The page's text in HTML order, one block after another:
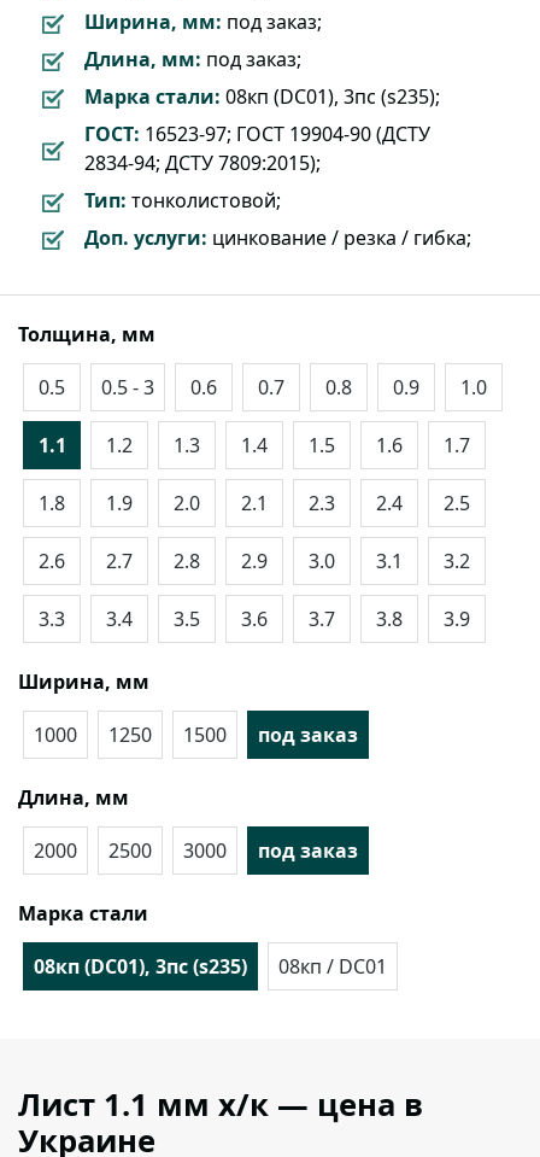
Ширина, мм: под заказ;
Длина, мм: под заказ;
Марка стали: 08кп (DC01), 3пс (s235);
ГОСТ: 16523-97; ГОСТ 19904-90 (ДСТУ
2834-94; ДСТУ 7809:2015);
Тип: тонколистовой;
Доп. услуги: цинкование / резка / гибка;
Толщина, мм
0.5
0.5 - 3 0.6 0.7 0.8 0.9 1.0
1.1 1.2 1.3 1.4 1.5 1.6 1.7
1.8 1.9 2.0 2.1 2.3 2.4 2.5
2.6 2.7 2.8 2.9 3.0 3.1 3.2
3.3 3.4 3.5 3.6 3.7 3.8 3.9
Ширина, мм
1000
1250 1500 под заказ
Длина, мм
2000
2500 3000 под заказ
Марка стали
08кп (DC01), 3пс (s235)
08кп / DC01
Лист 1.1 мм x/к — цена в
Украине